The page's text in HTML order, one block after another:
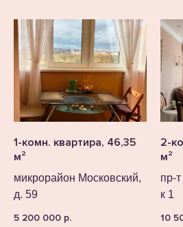
1-комн. квартира, 46,35
м²
микрорайон Московский,
д. 59
5 200 000 р.
2-
м²
пр-
к 1
10